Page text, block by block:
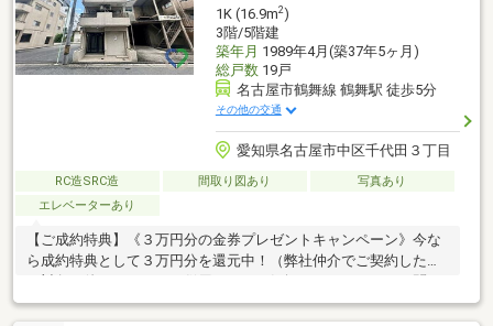
1K (16.9m2)
3階/5階建
築年月 1989年4月(築37年5ヶ月)
総戸数19戸
名古屋市鶴舞線 鶴舞駅 徒歩5分
その他の交通
愛知県名古屋市中区千代田３丁目
RC造SRC造 間取り図あり
写真あり
エレベーターあり
【ご成約特典】《３万円分の金券プレゼントキャンペーン》今な
ら成約特典として３万円分を還元中！（弊社仲介でご契約した方
合わせください。